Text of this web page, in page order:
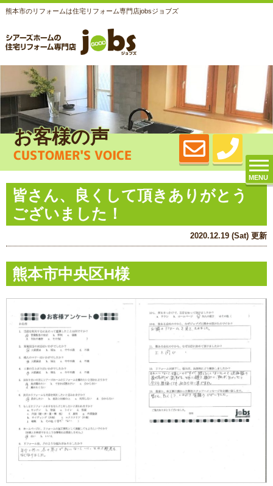
熊本市のリフォームは住宅リフォーム専門店jobsジョブズ
MENU
お客様の声
CUSTOMER'S VOICE
皆さん、良くして頂きありがとう
ございました！
2020.12.19 (Sat) 更新
熊本市中央区H様